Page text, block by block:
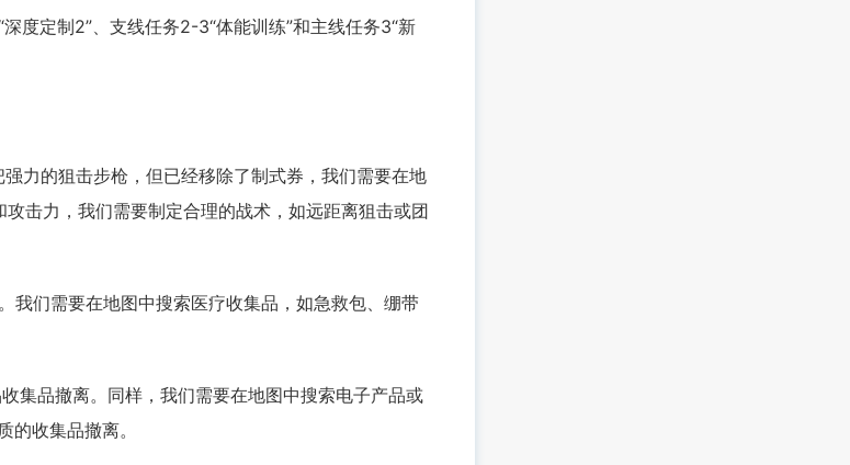
定制2”、支线任务2-3“体能训练”和主线任务3“新
力的狙击步枪，但已经移除了制式券，我们需要在地
击力，我们需要制定合理的战术，如远距离狙击或团
我们需要在地图中搜索医疗收集品，如急救包、绷带
集品撤离。同样，我们需要在地图中搜索电子产品或
收集品撤离。